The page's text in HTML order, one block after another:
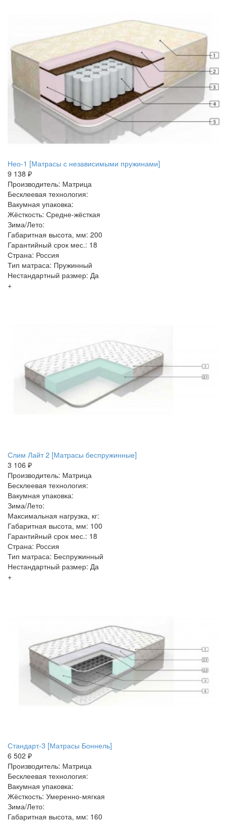
Нео-1 [Матрасы с независимыми пружинами]
9 138 ₽
Производитель: Матрица
Бесклеевая технология:
Вакумная упаковка:
Жёсткость: Средне-жёсткая
Зима/Лето:
Габаритная высота, мм: 200
Гарантийный срок мес.: 18
Страна: Россия
Тип матраса: Пружинный
Нестандартный размер: Да
+
Слим Лайт 2 [Матрасы беспружинные]
3 106 ₽
Производитель: Матрица
Бесклеевая технология:
Вакумная упаковка:
Зима/Лето:
Максимальная нагрузка, кг:
Габаритная высота, мм: 100
Гарантийный срок мес.: 18
Страна: Россия
Тип матраса: Беспружинный
Нестандартный размер: Да
+
Стандарт-3 [Матрасы Боннель]
6 502 ₽
Производитель: Матрица
Бесклеевая технология:
Вакумная упаковка:
Жёсткость: Умеренно-мягкая
Зима/Лето:
Габаритная высота, мм: 160